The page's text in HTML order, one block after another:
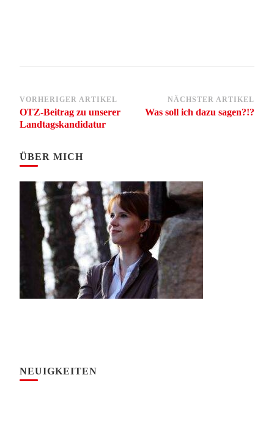
Beitragsnavigation
VORHERIGER ARTIKEL
OTZ-Beitrag zu unserer
Landtagskandidatur
NÄCHSTER ARTIKEL
Was soll ich dazu sagen?!?
ÜBER MICH
NEUIGKEITEN